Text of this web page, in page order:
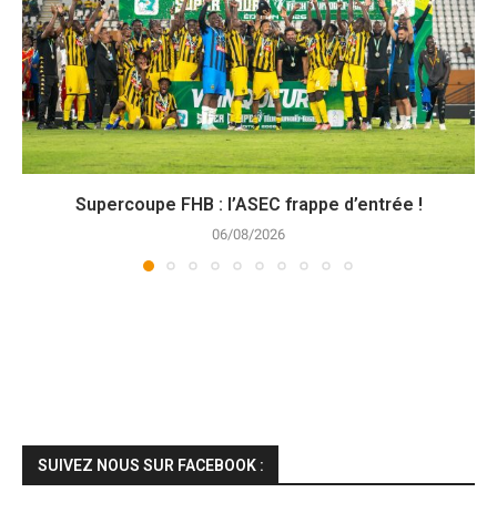
Supercoupe FHB : l’ASEC frappe d’entrée !
06/08/2026
SUIVEZ NOUS SUR FACEBOOK :